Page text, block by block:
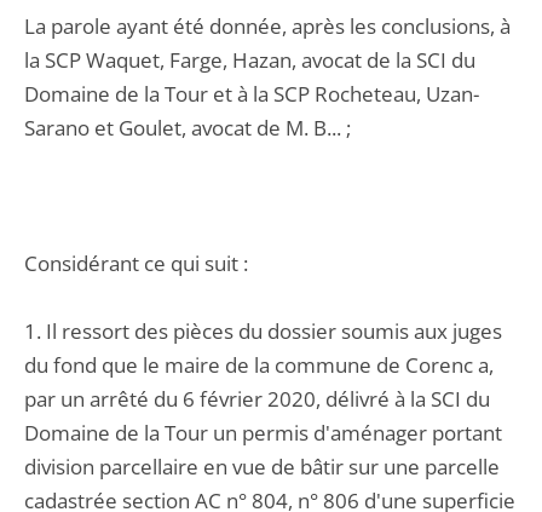
La parole ayant été donnée, après les conclusions, à
la SCP Waquet, Farge, Hazan, avocat de la SCI du
Domaine de la Tour et à la SCP Rocheteau, Uzan-
Sarano et Goulet, avocat de M. B... ;
Considérant ce qui suit :
1. Il ressort des pièces du dossier soumis aux juges
du fond que le maire de la commune de Corenc a,
par un arrêté du 6 février 2020, délivré à la SCI du
Domaine de la Tour un permis d'aménager portant
division parcellaire en vue de bâtir sur une parcelle
cadastrée section AC n° 804, n° 806 d'une superficie